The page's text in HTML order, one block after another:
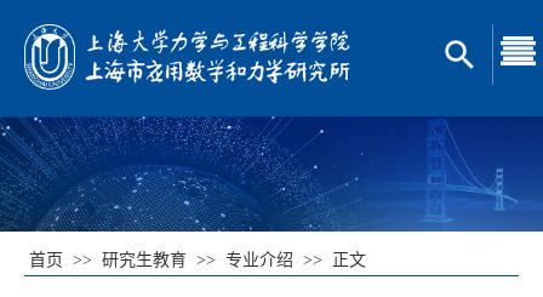
首页 >> 研究生教育 >> 专业介绍 >> 正文